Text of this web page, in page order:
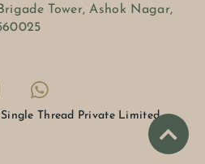
Tower, Ashok Nagar,
Thread Private Limited